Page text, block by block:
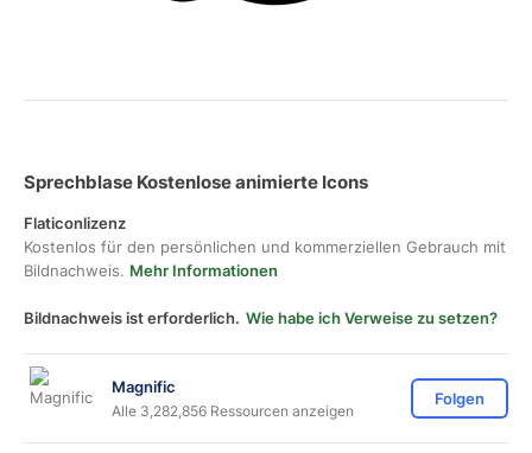
Sprechblase Kostenlose animierte Icons
Flaticonlizenz
Kostenlos für den persönlichen und kommerziellen Gebrauch mit
Bildnachweis. Mehr Informationen
Bildnachweis ist erforderlich. Wie habe ich Verweise zu setzen?
Magnific
Alle 3,282,856 Ressourcen anzeigen
Folgen